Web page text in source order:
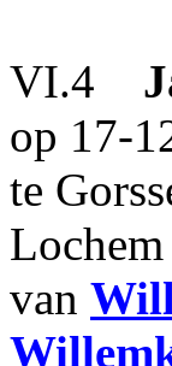
VI.4
op 17-
te
van